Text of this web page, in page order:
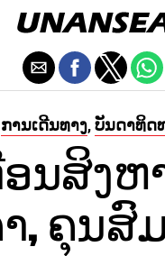
ການເດີນທາງ, ບັນດາທິດ
ອນສິງ
, ຄຸນສົ